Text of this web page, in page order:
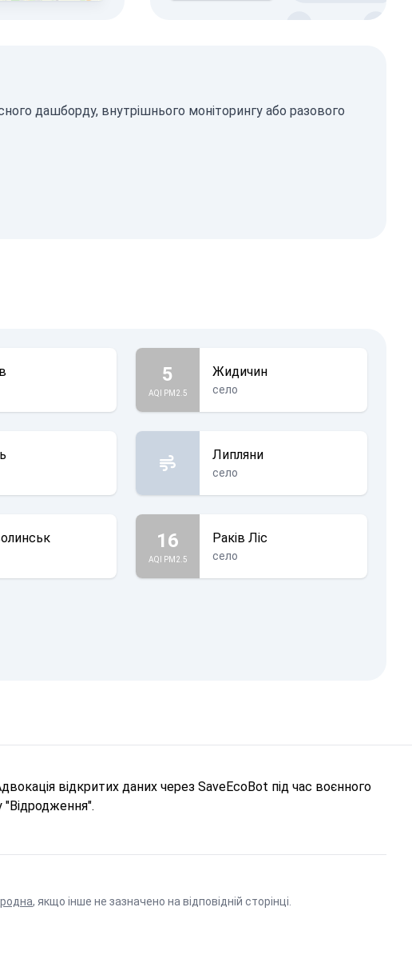
дашборду, внутрішнього моніторингу або разового
5
AQI PM2.5
Жидичин
село
Липляни
село
16
AQI PM2.5
Раків Ліс
село
відкритих даних через SaveEcoBot під час воєнного
"Відродження".
, якщо інше не зазначено на відповідній сторінці.